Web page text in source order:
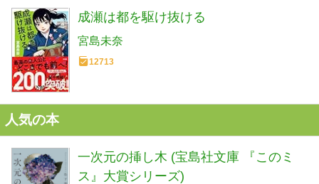
成瀬は都を駆け抜ける
宮島未奈
12713
人気の本
一次元の挿し木 (宝島社文庫 『このミ
ス』大賞シリーズ)